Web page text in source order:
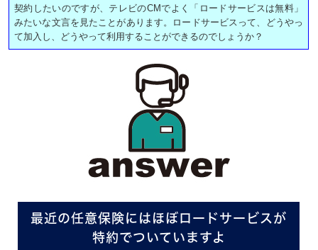
契約したいのですが、テレビのCMでよく「ロードサービスは無料」
みたいな文言を見たことがあります。ロードサービスって、どうやっ
て加入し、どうやって利用することができるのでしょうか？
最近の任意保険にはほぼロードサービスが
特約でついていますよ